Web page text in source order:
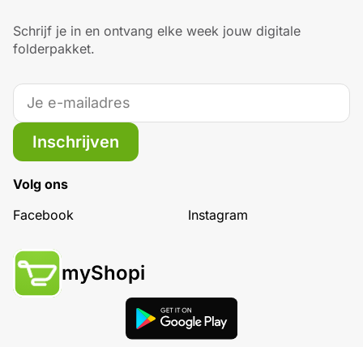
Schrijf je in en ontvang elke week jouw digitale
folderpakket.
Inschrijven
Volg ons
Facebook
Instagram
myShopi